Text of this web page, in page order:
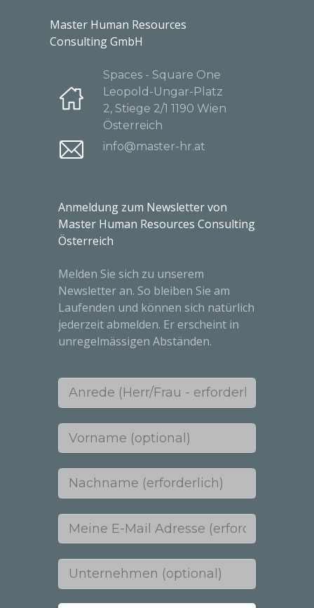
Master Human Resources
Consulting GmbH
Spaces - Square One
Leopold-Ungar-Platz
2, Stiege 2/1 1190 Wien
Österreich
info@master-hr.at
Anmeldung zum Newsletter von
Master Human Resources Consulting
Österreich
Melden Sie sich zu unserem
Newsletter an. So bleiben Sie am
Laufenden und können sich natürlich
jederzeit abmelden. Er erscheint in
unregelmässigen Abständen.